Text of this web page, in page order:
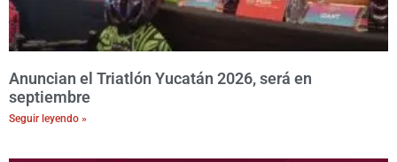
Anuncian el Triatlón Yucatán 2026, será en
septiembre
Seguir leyendo »